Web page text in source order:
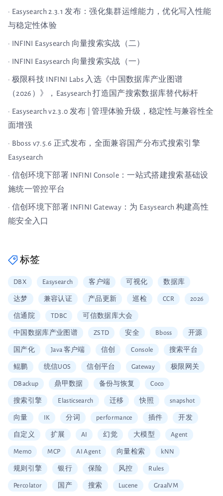
· Easysearch 2.3.1 发布：强化集群运维能力，优化写入性能
与稳定性体验
· INFINI Easysearch 向量搜索实战（二）
· INFINI Easysearch 向量搜索实战（一）
· 极限科技 INFINI Labs 入选《中国数据库产业图谱
（2026）》，Easysearch 打造国产搜索数据库替代标杆
· Easysearch v2.3.0 发布 | 管理体验升级，稳定性与兼容性全
面增强
· Bboss v7.5.6 正式发布，全面兼容国产分布式搜索引擎
Easysearch
· 信创环境下部署 INFINI Console：一站式搭建搜索基础设
施统一管控平台
· 信创环境下部署 INFINI Gateway：为 Easysearch 构建高性
能安全入口
标签
DBX Easysearch 客户端 可视化 数据库
达梦 兼容认证 产品更新 巡检 CCR 2026
信通院 TDBC 可信数据库大会
中国数据库产业图谱 ZSTD 安全 Bboss 开源
国产化 Java 客户端 信创 Console 搜索平台
鲲鹏 统信UOS 信创平台 Gateway 极限网关
DBackup 鼎甲数据 备份与恢复 Coco
搜索引擎 Elasticsearch 迁移 快照 snapshot
向量 IK 分词 performance 插件 开发
自定义 扩展 AI 幻觉 大模型 Agent
Mem0 MCP AI Agent 向量检索 kNN
规则引擎 银行 保险 风控 Rules
Percolator 国产 搜索 Lucene GraalVM